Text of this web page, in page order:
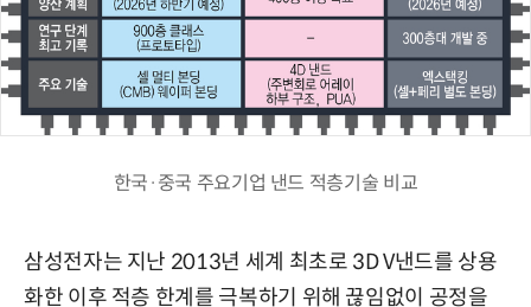
한국·중국 주요기업 낸드 적층기술 비교
삼성전자는 지난 2013년 세계 최초로 3D V낸드를 상용
화한 이후 적층 한계를 극복하기 위해 끊임없이 공정을